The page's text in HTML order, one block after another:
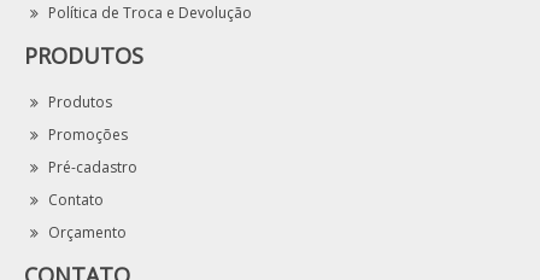
Política de Troca e Devolução
PRODUTOS
Produtos
Promoções
Pré-cadastro
Contato
Orçamento